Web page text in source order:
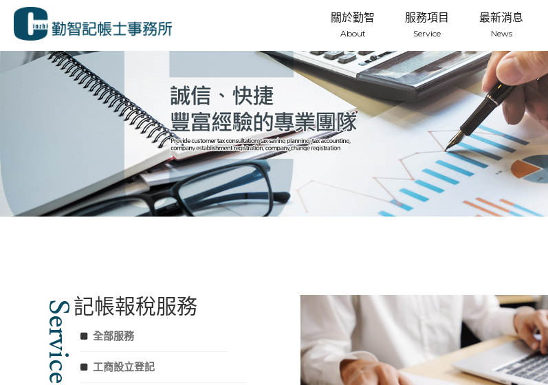
關於勤智
About
服務項目
Service
最新消息
News
記帳報稅服務
Service 全部服務
工商設立登記